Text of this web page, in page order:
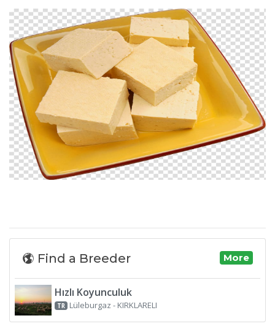
Find a Breeder More
Hızlı Koyunculuk
TR Lüleburgaz - KIRKLARELI